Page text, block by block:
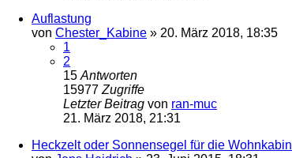
Auflastung
von Chester_Kabine » 20. März 2018, 18:35
1
2
15 Antworten
15977 Zugriffe
Letzter Beitrag von ran-muc
21. März 2018, 21:31
Heckzelt oder Sonnensegel für die